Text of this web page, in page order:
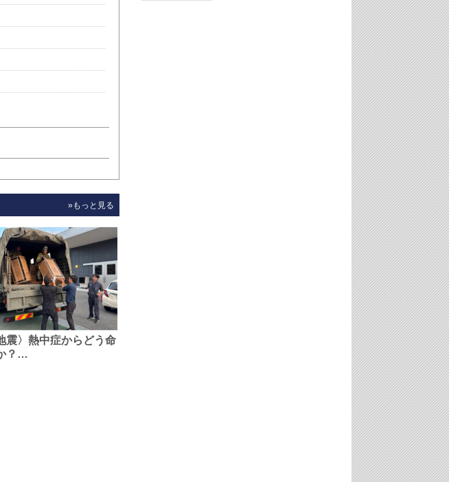
»もっと見る
震〉熱中症からどう命
？…